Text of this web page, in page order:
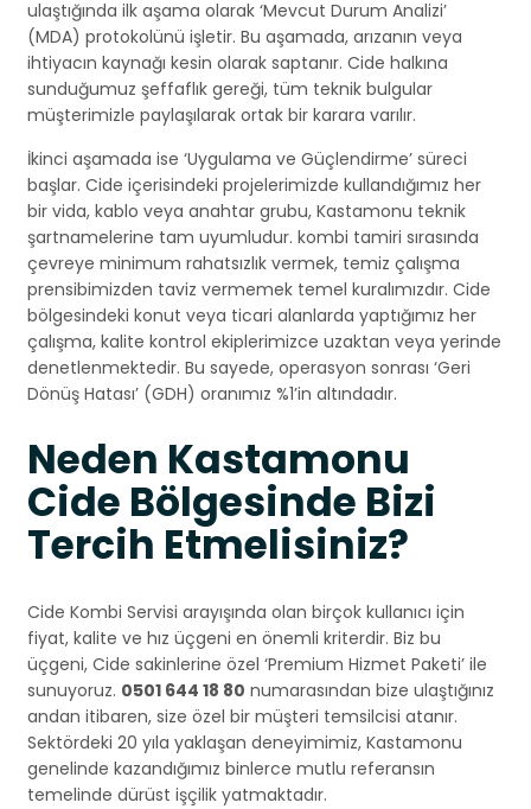
ulaştığında ilk aşama olarak ‘Mevcut Durum Analizi’
(MDA) protokolünü işletir. Bu aşamada, arızanın veya
ihtiyacın kaynağı kesin olarak saptanır. Cide halkına
sunduğumuz şeffaflık gereği, tüm teknik bulgular
müşterimizle paylaşılarak ortak bir karara varılır.
İkinci aşamada ise ‘Uygulama ve Güçlendirme’ süreci
başlar. Cide içerisindeki projelerimizde kullandığımız her
bir vida, kablo veya anahtar grubu, Kastamonu teknik
şartnamelerine tam uyumludur. kombi tamiri sırasında
çevreye minimum rahatsızlık vermek, temiz çalışma
prensibimizden taviz vermemek temel kuralımızdır. Cide
bölgesindeki konut veya ticari alanlarda yaptığımız her
çalışma, kalite kontrol ekiplerimizce uzaktan veya yerinde
denetlenmektedir. Bu sayede, operasyon sonrası ‘Geri
Dönüş Hatası’ (GDH) oranımız %1’in altındadır.
Neden Kastamonu
Cide Bölgesinde Bizi
Tercih Etmelisiniz?
Cide Kombi Servisi arayışında olan birçok kullanıcı için
fiyat, kalite ve hız üçgeni en önemli kriterdir. Biz bu
üçgeni, Cide sakinlerine özel ‘Premium Hizmet Paketi’ ile
sunuyoruz. 0501 644 18 80 numarasından bize ulaştığınız
andan itibaren, size özel bir müşteri temsilcisi atanır.
Sektördeki 20 yıla yaklaşan deneyimimiz, Kastamonu
genelinde kazandığımız binlerce mutlu referansın
temelinde dürüst işçilik yatmaktadır.